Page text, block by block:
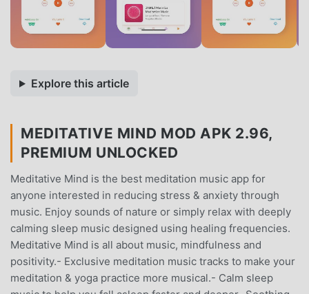
Explore this article
MEDITATIVE MIND MOD APK 2.96,
PREMIUM UNLOCKED
Meditative Mind is the best meditation music app for
anyone interested in reducing stress & anxiety through
music. Enjoy sounds of nature or simply relax with deeply
calming sleep music designed using healing frequencies.
Meditative Mind is all about music, mindfulness and
positivity.- Exclusive meditation music tracks to make your
meditation & yoga practice more musical.- Calm sleep